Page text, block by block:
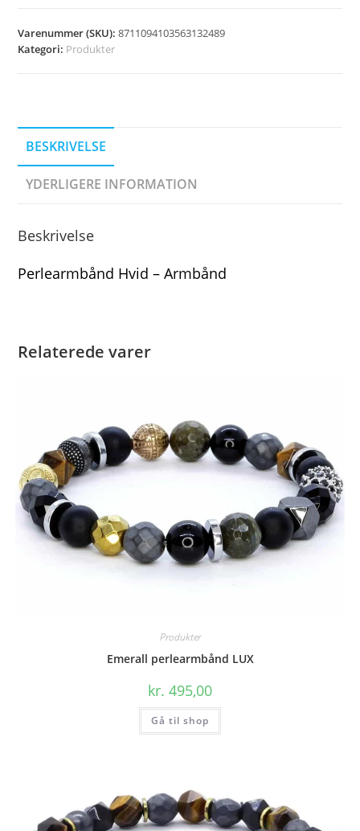
Varenummer (SKU):8711094103563132489
Kategori: Produkter
BESKRIVELSE
YDERLIGERE INFORMATION
Beskrivelse
Perlearmbånd Hvid – Armbånd
Relaterede varer
Produkter
Emerall perlearmbånd LUX
kr. 495,00
Gå til shop